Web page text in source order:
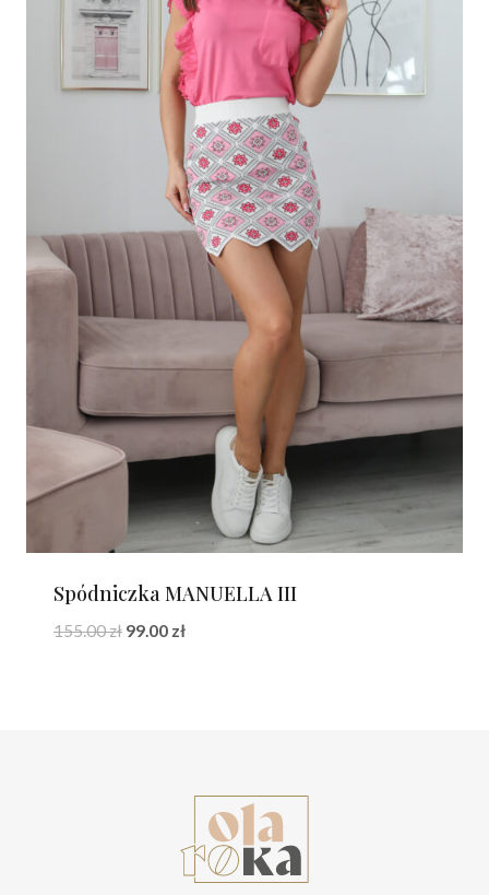
Spódniczka MANUELLA III
155.00zł Pierwotna
99.00 złAktualna